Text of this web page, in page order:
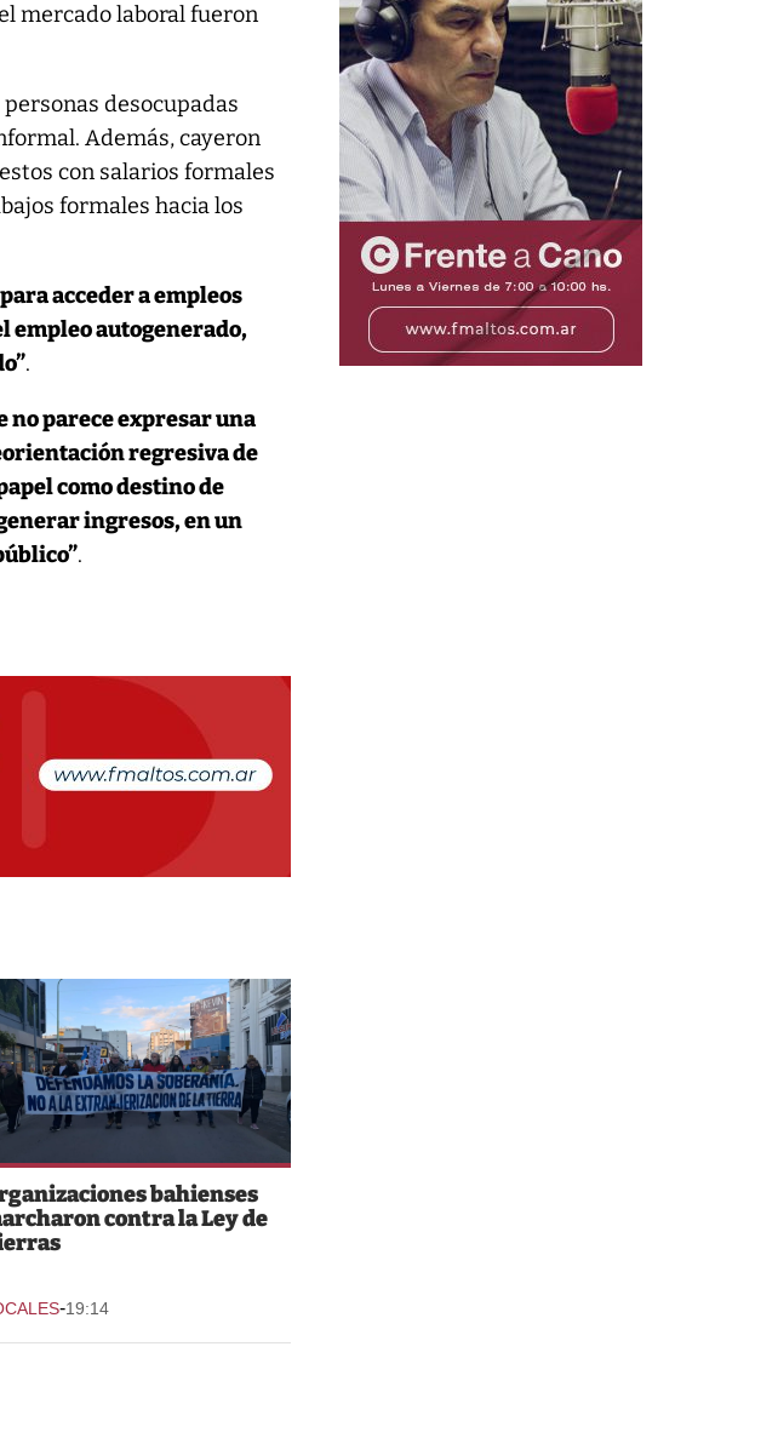
mercado laboral fueron
desocupadas
Además, cayeron
con salarios formales
formales hacia los
acceder a empleos
empleo autogenerado,
.
parece expresar una
regresiva de
como destino de
ingresos, en un
.
bahienses
contra la Ley de
-19:14